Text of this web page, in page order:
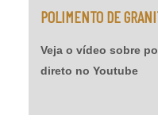
POLIMENTO DE
Veja o vídeo sobre
direto no Youtube